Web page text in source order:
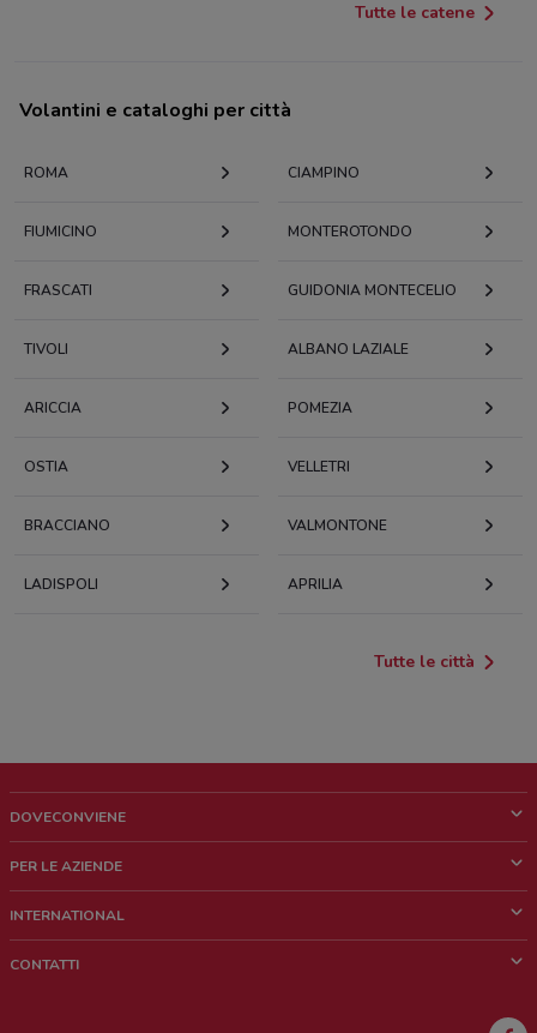
Tutte le catene
Volantini e cataloghi per città
ROMA CIAMPINO
FIUMICINO MONTEROTONDO
FRASCATI GUIDONIA MONTECELIO
TIVOLI ALBANO LAZIALE
ARICCIA POMEZIA
OSTIA VELLETRI
BRACCIANO VALMONTONE
LADISPOLI APRILIA
Tutte le città
DOVECONVIENE
Chi siamo
Lavora con noi
PER LE AZIENDE
Richieste commerciali e marketing
INTERNATIONAL
CONTATTI